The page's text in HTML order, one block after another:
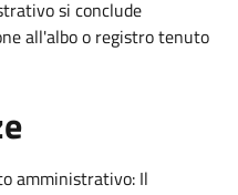
si conclude
all'albo o registro tenuto
amministrativo: Il